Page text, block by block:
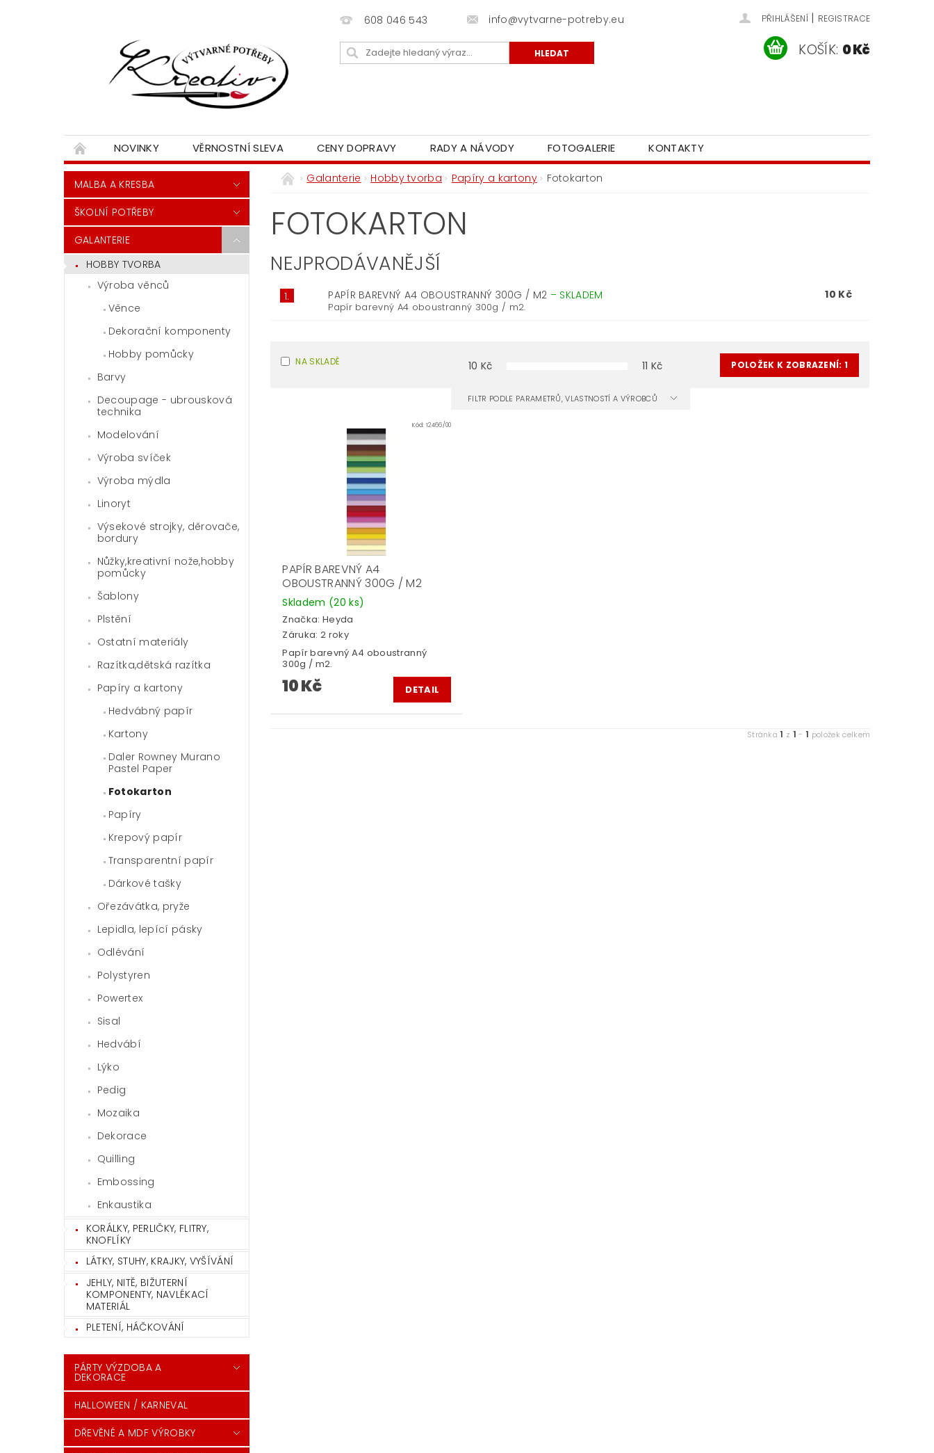
608 046 543 info@vytvarne-potreby.eu PŘIHLÁŠENÍ | REGISTRACE
KOŠÍK: 0 Kč
NOVINKY VĚRNOSTNÍ SLEVA CENY DOPRAVY RADY A NÁVODY FOTOGALERIE KONTAKTY
MALBA A KRESBA
ŠKOLNÍ POTŘEBY
GALANTERIE
HOBBY TVORBA
Výroba věnců
Věnce
Dekorační komponenty
Hobby pomůcky
Barvy
Decoupage - ubrousková
technika
Modelování
Výroba svíček
Výroba mýdla
Linoryt
Výsekové strojky, děrovače,
bordury
Nůžky,kreativní nože,hobby
pomůcky
Šablony
Plstění
Ostatní materiály
Razítka,dětská razítka
Papíry a kartony
Hedvábný papír
Kartony
Daler Rowney Murano
Pastel Paper
Fotokarton
Papíry
Krepový papír
Transparentní papír
Dárkové tašky
Ořezávátka, pryže
Lepidla, lepící pásky
Odlévání
Polystyren
Powertex
Sisal
Hedvábí
Lýko
Pedig
Mozaika
Dekorace
Quilling
Embossing
Enkaustika
KORÁLKY, PERLIČKY, FLITRY,
KNOFLÍKY
LÁTKY, STUHY, KRAJKY, VYŠÍVÁNÍ
JEHLY, NITĚ, BIŽUTERNÍ
KOMPONENTY, NAVLÉKACÍ
MATERIÁL
PLETENÍ, HÁČKOVÁNÍ
PÁRTY VÝZDOBA A
DEKORACE
HALLOWEEN / KARNEVAL
DŘEVĚNÉ A MDF VÝROBKY
Galanterie Hobby tvorba Papíry a kartony Fotokarton
FOTOKARTON
NEJPRODÁVANĚJŠÍ
1. PAPÍR BAREVNÝ A4 OBOUSTRANNÝ 300G / M2 – SKLADEM
Papír barevný A4 oboustranný 300g / m2.
10 Kč
NA SKLADĚ 10 Kč 11 Kč POLOŽEK K ZOBRAZENÍ:1
FILTR PODLE PARAMETRŮ, VLASTNOSTÍ A VÝROBCŮ
Kód: 12466/00
PAPÍR BAREVNÝ A4
OBOUSTRANNÝ 300G / M2
Skladem (20 ks)
Značka: Heyda
Záruka: 2 roky
Papír barevný A4 oboustranný
300g / m2.
10 Kč DETAIL
Stránka1 z 1 -1 položek celkem